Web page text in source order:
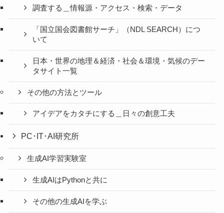
調査する＿情報源・アクセス・検索・データ
「国立国会図書館サーチ」（NDL SEARCH）につ
いて
日本・世界の地理＆経済・社会＆環境・気候のデー
タサイト一覧
その他の方法とツール
アイデアをカタチにする＿日々の創意工夫
PC･IT･AI研究所
生成AI学習実験室
生成AIはPythonと共に
その他の生成AIを学ぶ